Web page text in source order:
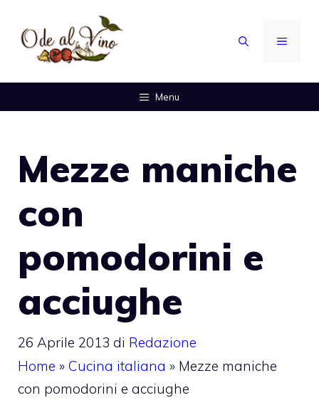
contenuto
MENU
Menu
Mezze maniche
con
pomodorini e
acciughe
26 Aprile 2013 di Redazione
Home » Cucina italiana » Mezze maniche
con pomodorini e acciughe